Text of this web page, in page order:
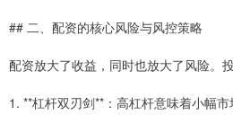
## 二、配资的核心风险与风控策略
配资放大了收益，同时也放大了风险。
1. **杠杆双刃剑**：高杠杆意味着小幅